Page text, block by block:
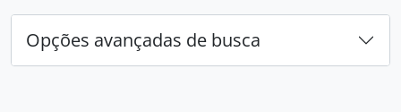
Opções avançadas de busca